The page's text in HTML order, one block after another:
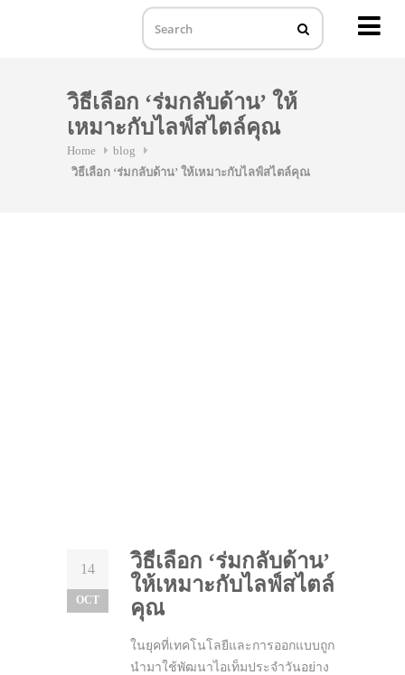
วิธีเลือก ‘ร่มกลับด้าน’ ให้
เหมาะกับไลฟ์สไตล์คุณ
Home
blog
วิธีเลือก ‘ร่มกลับด้าน’ ให้เหมาะกับไลฟ์สไตล์คุณ
14
OCT
วิธีเลือก ‘ร่มกลับด้าน’
ให้เหมาะกับไลฟ์สไตล์
คุณ
ในยุคที่เทคโนโลยีและการออกแบบถูก
นำมาใช้พัฒนาไอเท็มประจำวันอย่าง